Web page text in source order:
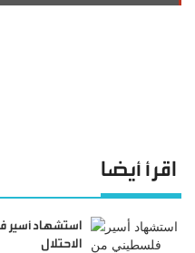
اقرأ أيضا
استشهاد
الاحتلال